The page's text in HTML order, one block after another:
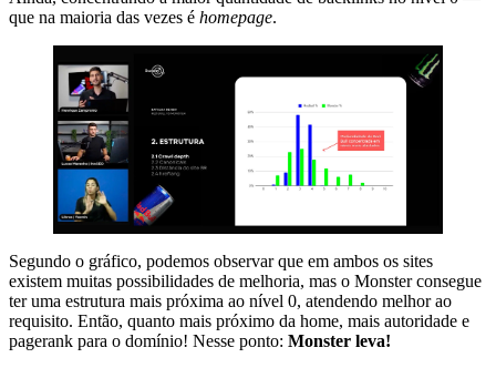
que na maioria das vezes é homepage.
Segundo o gráfico, podemos observar que em ambos os sites
existem muitas possibilidades de melhoria, mas o Monster consegue
ter uma estrutura mais próxima ao nível 0, atendendo melhor ao
requisito. Então, quanto mais próximo da home, mais autoridade e
pagerank para o domínio! Nesse ponto: Monster leva!